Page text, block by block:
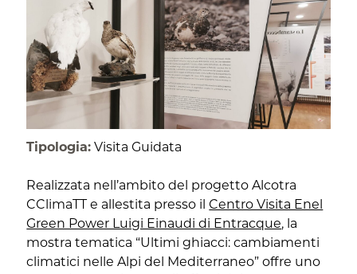
Tipologia: Visita Guidata
Realizzata nell’ambito del progetto Alcotra
CClimaTT e allestita presso ilCentro Visita Enel
Green Power Luigi Einaudi di Entracque, la
mostra tematica “Ultimi ghiacci: cambiamenti
climatici nelle Alpi del Mediterraneo” offre uno